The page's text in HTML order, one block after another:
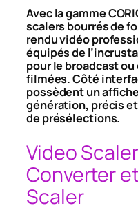
Avec la gamme
scalers bourrés de
rendu vidéo
équipés de
pour le broadcast
filmées. Côté
possèdent un
génération, précis
de présélections.
Video
Converter
Scaler